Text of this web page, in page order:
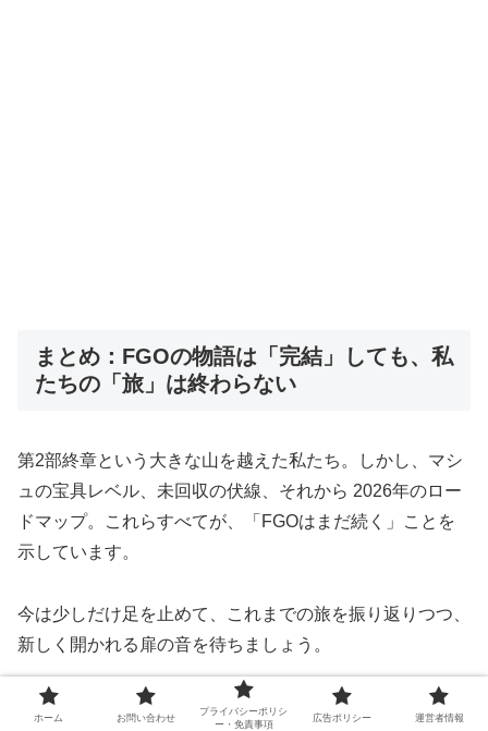
まとめ：FGOの物語は「完結」しても、私
たちの「旅」は終わらない
第2部終章という大きな山を越えた私たち。しかし、マシ
ュの宝具レベル、未回収の伏線、それから 2026年のロー
ドマップ。これらすべてが、「FGOはまだ続く」ことを
示しています。
今は少しだけ足を止めて、これまでの旅を振り返りつつ、
新しく開かれる扉の音を待ちましょう。
FGOは、まだまだ終わりません。
ホーム お問い合わせ
プライバシーポリシ
ー・免責事項
広告ポリシー 運営者情報